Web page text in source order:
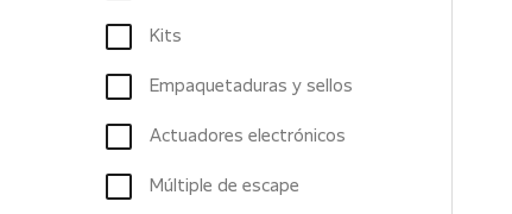
Kits
Empaquetaduras y sellos
Actuadores electrónicos
Múltiple de escape